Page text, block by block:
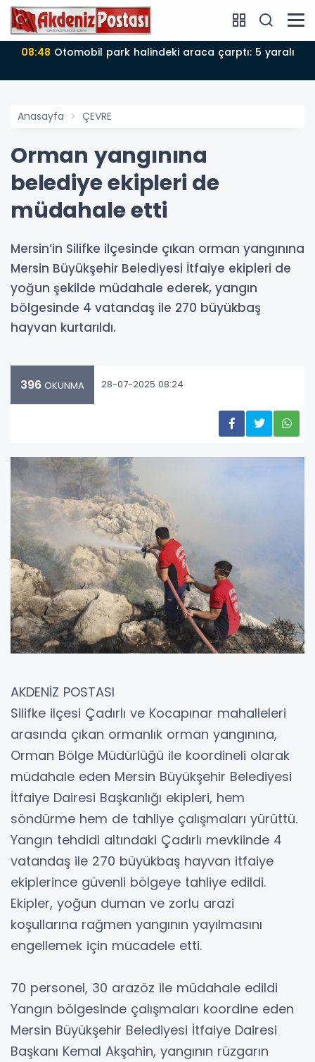
08:46 3,4 büyüklüğünde deprem
Anasayfa ÇEVRE
Orman yangınına
belediye ekipleri de
müdahale etti
Mersin’in Silifke ilçesinde çıkan orman yangınına
Mersin Büyükşehir Belediyesi İtfaiye ekipleri de
yoğun şekilde müdahale ederek, yangın
bölgesinde 4 vatandaş ile 270 büyükbaş
hayvan kurtarıldı.
396 OKUNMA 28-07-2025 08:24
AKDENİZ POSTASI
Silifke ilçesi Çadırlı ve Kocapınar mahalleleri
arasında çıkan ormanlık orman yangınına,
Orman Bölge Müdürlüğü ile koordineli olarak
müdahale eden Mersin Büyükşehir Belediyesi
İtfaiye Dairesi Başkanlığı ekipleri, hem
söndürme hem de tahliye çalışmaları yürüttü.
Yangın tehdidi altındaki Çadırlı mevkiinde 4
vatandaş ile 270 büyükbaş hayvan itfaiye
ekiplerince güvenli bölgeye tahliye edildi.
Ekipler, yoğun duman ve zorlu arazi
koşullarına rağmen yangının yayılmasını
engellemek için mücadele etti.
70 personel, 30 arazöz ile müdahale edildi
Yangın bölgesinde çalışmaları koordine eden
Mersin Büyükşehir Belediyesi İtfaiye Dairesi
Başkanı Kemal Akşahin, yangının rüzgarın